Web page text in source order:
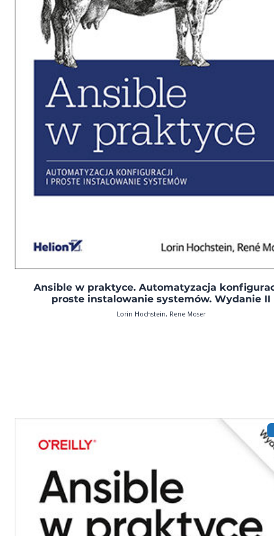
Ansible w praktyce. Automatyzacja
proste instalowanie systemów. Wydanie II
Lorin Hochstein, Rene Moser